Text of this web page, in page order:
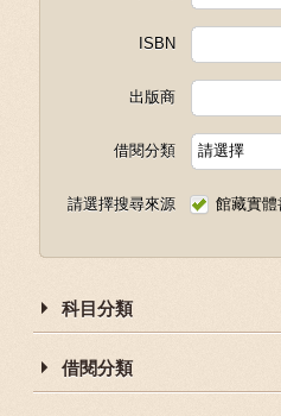
ISBN
出版商
借閱分類 請選擇
請選擇搜尋來源 館藏實體
科目分類
借閱分類